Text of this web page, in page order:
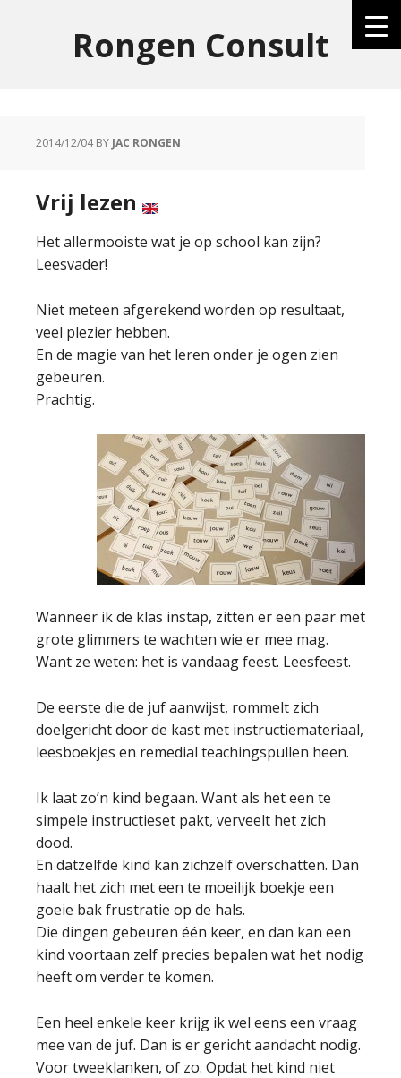
Rongen Consult
2014/12/04BY JAC RONGEN
Vrij lezen
Het allermooiste wat je op school kan zijn?
Leesvader!
Niet meteen afgerekend worden op resultaat,
veel plezier hebben.
En de magie van het leren onder je ogen zien
gebeuren.
Prachtig.
Wanneer ik de klas instap, zitten er een paar met
grote glimmers te wachten wie er mee mag.
Want ze weten: het is vandaag feest. Leesfeest.
De eerste die de juf aanwijst, rommelt zich
doelgericht door de kast met instructiemateriaal,
leesboekjes en remedial teachingspullen heen.
Ik laat zo’n kind begaan. Want als het een te
simpele instructieset pakt, verveelt het zich
dood.
En datzelfde kind kan zichzelf overschatten. Dan
haalt het zich met een te moeilijk boekje een
goeie bak frustratie op de hals.
Die dingen gebeuren één keer, en dan kan een
kind voortaan zelf precies bepalen wat het nodig
heeft om verder te komen.
Een heel enkele keer krijg ik wel eens een vraag
mee van de juf. Dan is er gericht aandacht nodig.
Voor tweeklanken, of zo. Opdat het kind niet